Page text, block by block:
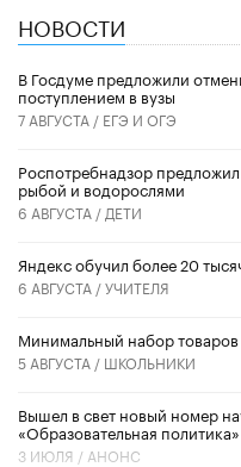
НОВОСТИ
В Госдуме предложили
поступлением в вузы
7 АВГУСТА / ЕГЭ И ОГЭ
Роспотребнадзор
рыбой и водорослями
6 АВГУСТА / ДЕТИ
​Яндекс обучил более 20
6 АВГУСТА /УЧИТЕЛЯ
Минимальный набор
5 АВГУСТА / ШКОЛЬНИКИ
Вышел в свет новый номер
«Образовательная
3 ИЮЛЯ / АНОНС